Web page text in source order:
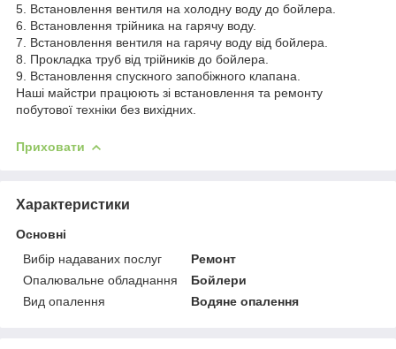
5. Встановлення вентиля на холодну воду до бойлера.
6. Встановлення трійника на гарячу воду.
7. Встановлення вентиля на гарячу воду від бойлера.
8. Прокладка труб від трійників до бойлера.
9. Встановлення спускного запобіжного клапана.
Наші майстри працюють зі встановлення та ремонту
побутової техніки без вихідних.
Приховати
Характеристики
Основні
Вибір надаваних послуг
Ремонт
Опалювальне обладнання
Бойлери
Вид опалення
Водяне опалення